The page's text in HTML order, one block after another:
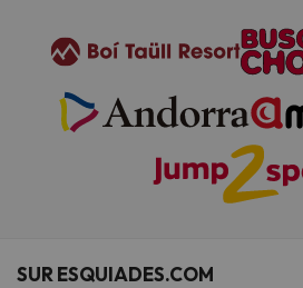
SUR ESQUIADES.COM